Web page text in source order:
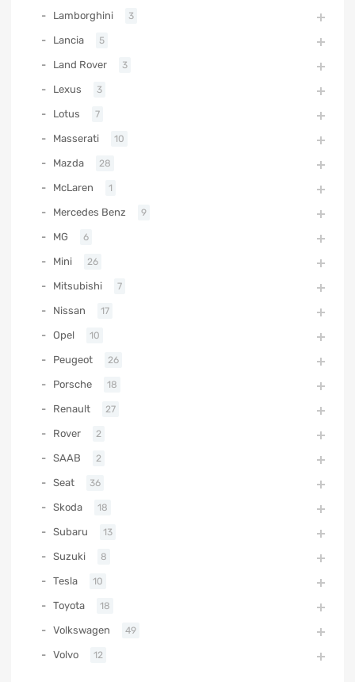
Lamborghini 3
Lancia 5
Land Rover 3
Lexus 3
Lotus 7
Masserati 10
Mazda 28
McLaren 1
Mercedes Benz 9
MG 6
Mini 26
Mitsubishi 7
Nissan 17
Opel 10
Peugeot 26
Porsche 18
Renault 27
Rover 2
SAAB 2
Seat 36
Skoda 18
Subaru 13
Suzuki 8
Tesla 10
Toyota 18
Volkswagen 49
Volvo 12